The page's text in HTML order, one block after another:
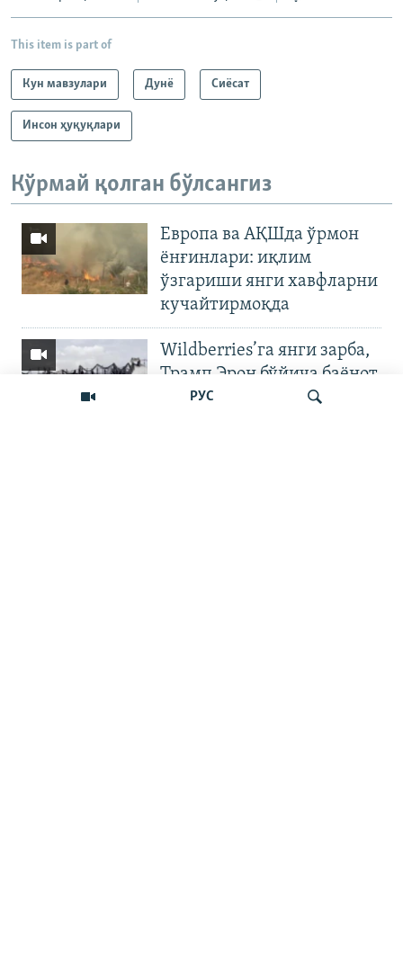
РУС
This item is part of
Кун мавзулари Дунë Сиёсат
Инсон ҳуқуқлари
Кўрмай қолган бўлсангиз
Европа ва АҚШда ўрмон
ёнғинлари: иқлим
ўзгариши янги хавфларни
кучайтирмоқда
Wildberries’га янги зарба,
Трамп Эрон бўйича баёнот
қилди